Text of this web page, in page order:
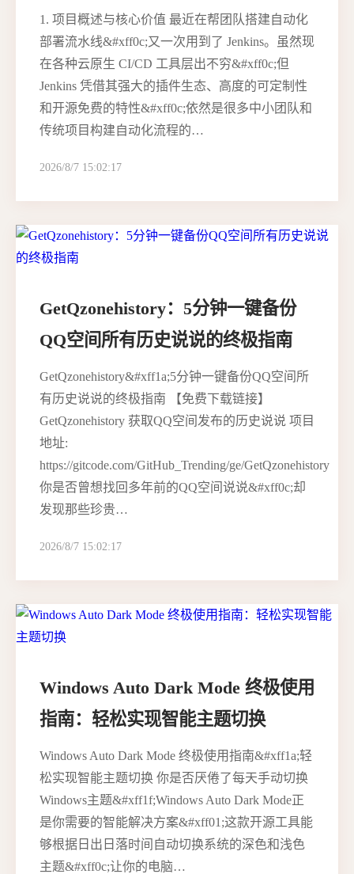
1. 项目概述与核心价值 最近在帮团队搭建自动化
部署流水线&#xff0c;又一次用到了 Jenkins。虽然现
在各种云原生 CI/CD 工具层出不穷&#xff0c;但
Jenkins 凭借其强大的插件生态、高度的可定制性
和开源免费的特性&#xff0c;依然是很多中小团队和
传统项目构建自动化流程的…
2026/8/7 15:02:17
GetQzonehistory：5分钟一键备份
QQ空间所有历史说说的终极指南
GetQzonehistory&#xff1a;5分钟一键备份QQ空间所
有历史说说的终极指南 【免费下载链接】
GetQzonehistory 获取QQ空间发布的历史说说 项目
地址:
https://gitcode.com/GitHub_Trending/ge/GetQzonehistory
你是否曾想找回多年前的QQ空间说说&#xff0c;却
发现那些珍贵…
2026/8/7 15:02:17
Windows Auto Dark Mode 终极使用
指南：轻松实现智能主题切换
Windows Auto Dark Mode 终极使用指南&#xff1a;轻
松实现智能主题切换 你是否厌倦了每天手动切换
Windows主题&#xff1f;Windows Auto Dark Mode正
是你需要的智能解决方案&#xff01;这款开源工具能
够根据日出日落时间自动切换系统的深色和浅色
主题&#xff0c;让你的电脑…